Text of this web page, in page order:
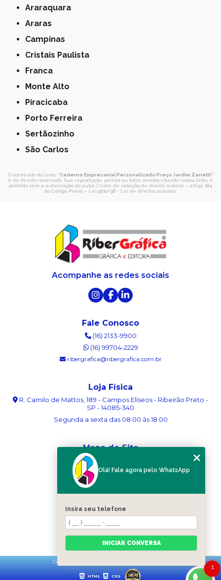
Araraquara
Araras
Campinas
Cristais Paulista
Franca
Monte Alto
Piracicaba
Porto Ferreira
Sertãozinho
São Carlos
O conteúdo do texto "Caderno Empresarial Personalizado Preço Jardim Zanetti"
é de direito reservado. Sua reprodução, parcial ou total, mesmo citando nossos links, é
proibida sem a autorização do autor. Crime de violação de direito autoral – artigo 184
do Código Penal – Lei 9610/98 - Lei de direitos autorais.
Acompanhe as redes sociais
Fale Conosco
(16) 2133-9900
(16) 99704-2229
ribergrafica@ribergrafica.com.br
Loja Física
R. Camilo de Mattos, 189 - Campos Elíseos - Ribeirão Preto -
SP - 14085-340
Segunda a sexta das 08:00 às 18:00
Mapa do Site
Sobre nós
Blog
Categorias
Mapa do site
Copyright © Ribergráfica. (Lei 9610 de 19/02/1998)
HTML CSS
1
Olá! Fale agora pelo WhatsApp
Insira seu telefone
INICIAR CONVERSA